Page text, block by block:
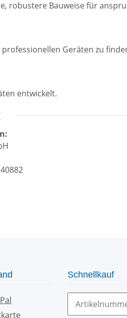
robustere Bauweise für
Geräten zu
entwickelt.
Schnellkauf